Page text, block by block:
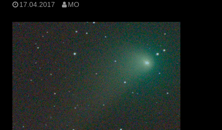
17.04.2017 MO